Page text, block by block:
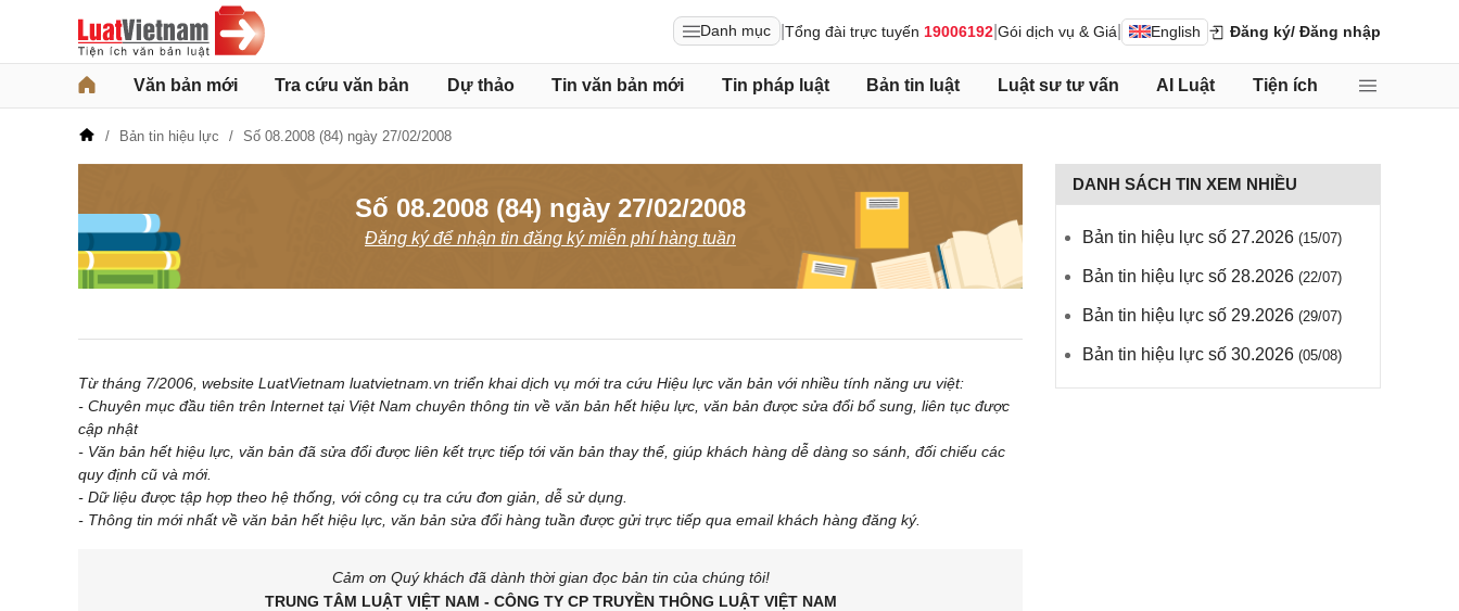
Danh mục Tổng đài trực tuyến 19006192 Gói dịch vụ & Giá English Đăng ký/ Đăng nhập
Văn bản mới Tra cứu văn bản Dự thảo Tin văn bản mới Tin pháp luật Bản tin luật Luật sư tư vấn AI Luật Tiện ích
Bản tin hiệu lực Số 08.2008 (84) ngày 27/02/2008
Số 08.2008 (84) ngày 27/02/2008
Đăng ký để nhận tin đăng ký miễn phí hàng tuần
Từ tháng 7/2006, website LuatVietnam luatvietnam.vn triển khai dịch vụ mới tra cứu Hiệu lực văn bản với nhiều tính năng ưu việt:
- Chuyên mục đầu tiên trên Internet tại Việt Nam chuyên thông tin về văn bản hết hiệu lực, văn bản được sửa đổi bổ sung, liên tục được
cập nhật
- Văn bản hết hiệu lực, văn bản đã sửa đổi được liên kết trực tiếp tới văn bản thay thế, giúp khách hàng dễ dàng so sánh, đối chiếu các
quy định cũ và mới.
- Dữ liệu được tập hợp theo hệ thống, với công cụ tra cứu đơn giản, dễ sử dụng.
- Thông tin mới nhất về văn bản hết hiệu lực, văn bản sửa đổi hàng tuần được gửi trực tiếp qua email khách hàng đăng ký.
Cảm ơn Quý khách đã dành thời gian đọc bản tin của chúng tôi!
TRUNG TÂM LUẬT VIỆT NAM - CÔNG TY CP TRUYỀN THÔNG LUẬT VIỆT NAM
DANH SÁCH TIN XEM NHIỀU
Bản tin hiệu lực số 27.2026 (15/07)
Bản tin hiệu lực số 28.2026 (22/07)
Bản tin hiệu lực số 29.2026 (29/07)
Bản tin hiệu lực số 30.2026 (05/08)